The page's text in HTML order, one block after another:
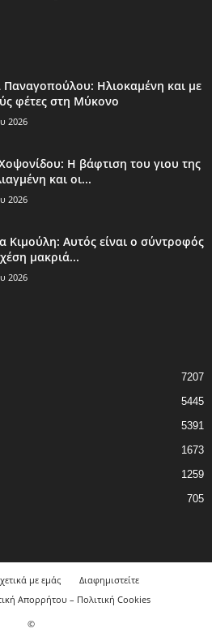
Παναγοπούλου: Ηλιοκαμένη και με
φέτες στη Μύκονο
2026
Η βάφτιση του γιου της
και οι...
2026
Κιμούλη: Αυτός είναι ο σύντροφός
μακριά...
2026
7207
5445
5391
1673
1259
705
με εμάς
Διαφημιστείτε
Απορρήτου – Πολιτική Cookies
©